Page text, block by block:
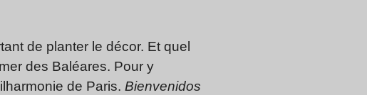
de planter le décor. Et quel
des Baléares. Pour y
de Paris. Bienvenidos